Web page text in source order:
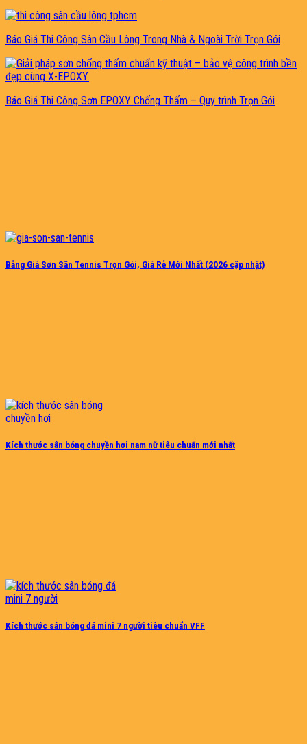
Báo Giá Thi Công Sân Cầu Lông Trong Nhà & Ngoài Trời Trọn Gói
Báo Giá Thi Công Sơn EPOXY Chống Thấm – Quy trình Trọn Gói
Bảng Giá Sơn Sân Tennis Trọn Gói, Giá Rẻ Mới Nhất (2026 cập nhật)
Kích thước sân bóng chuyền hơi nam nữ tiêu chuẩn mới nhất
Kích thước sân bóng đá mini 7 người tiêu chuẩn VFF